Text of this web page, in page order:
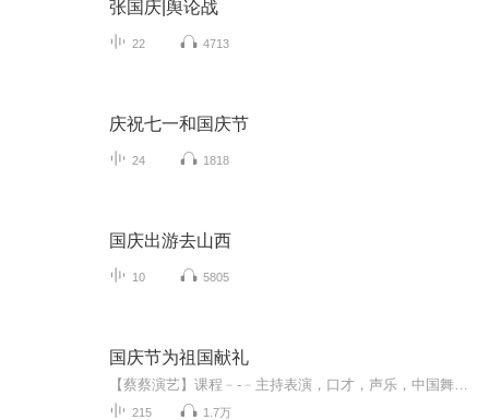
张国庆|舆论战
22 4713
庆祝七一和国庆节
24 1818
国庆出游去山西
10 5805
国庆节为祖国献礼
215 1.7万